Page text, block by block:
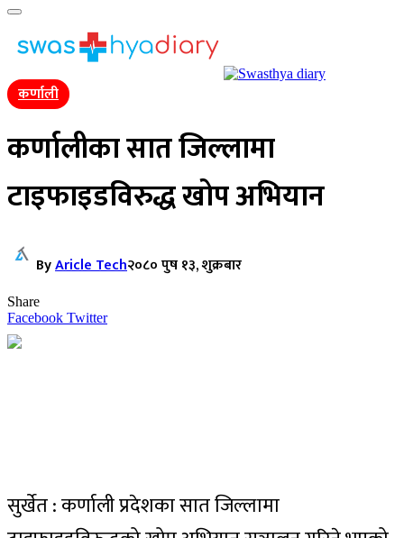
कर्णाली
कर्णालीका सात जिल्लामा
टाइफाइडविरुद्ध खोप अभियान
ByAricle Tech२०८० पुष १३, शुक्रबार
Share
Facebook Twitter
सुर्खेत : कर्णाली प्रदेशका सात जिल्लामा